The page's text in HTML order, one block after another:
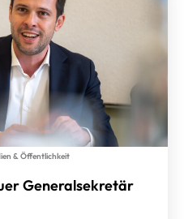
& Öffentlichkeit
Generalsekretär